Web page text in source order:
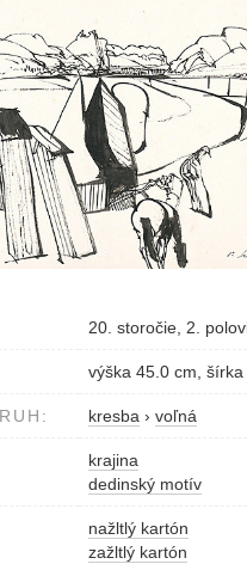
20. storočie, 2.
výška 45.0 cm, šírka
kresba › voľná
krajina
dedinský motív
nažltlý kartón
zažltlý kartón